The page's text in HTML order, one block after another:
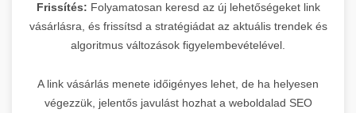
Frissítés: Folyamatosan keresd az új lehetőségeket link
vásárlásra, és frissítsd a stratégiádat az aktuális trendek és
algoritmus változások figyelembevételével.
A link vásárlás menete időigényes lehet, de ha helyesen
végezzük, jelentős javulást hozhat a weboldalad SEO